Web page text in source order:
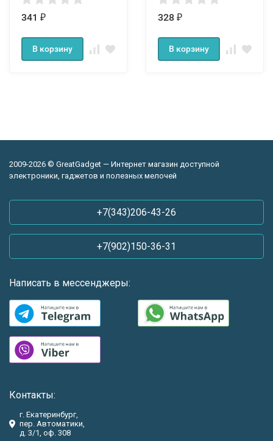
341 ₽
В корзину
328 ₽
В корзину
2009-2026 © GreatGadget — Интернет магазин доступной
электроники, гаджетов и полезных мелочей
+7(343)206-43-26
+7(902)150-36-31
Написать в мессенджеры:
Контакты:
г. Екатеринбург,
пер. Автоматики,
д. 3/1, оф. 308